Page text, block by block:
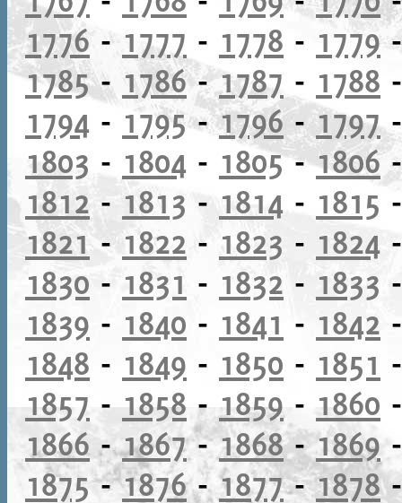
1776- 1777 - 1778 - 1779
1785- 1786-1787 - 1788
1794 - 1795-1796- 1797
1803 - 1804 - 1805-1806
1812 - 1813 - 1814 - 1815
1821- 1822 - 1823 - 1824
1830 - 1831 - 1832 - 1833
1839 - 1840 - 1841 - 1842
1848 - 1849 - 1850 - 1851
1857 - 1858 - 1859 - 1860
1866-1867-1868-1869
1875-1876-1877-1878